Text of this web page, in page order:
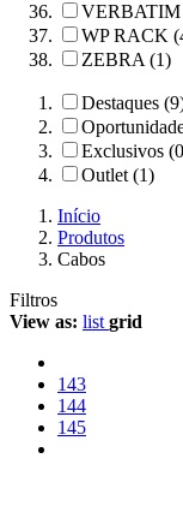
VERBATIM
WP RACK
ZEBRA (1)
Destaques
Exclusivos
Outlet (1)
Início
Produtos
Cabos
Filtros
View as: list grid
143
144
145